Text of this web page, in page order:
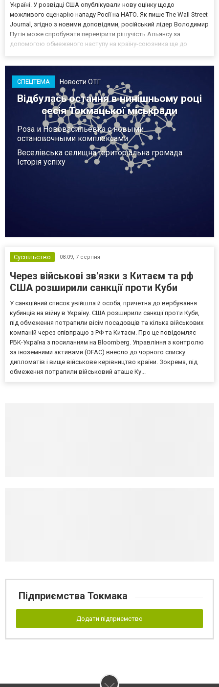
Україні. У розвідці США опублікували нову оцінку щодо
можливого сценарію нападу Росії на НАТО. Як пише The Wall Street
Journal, згідно з новими доповідями, російський лідер Володимир
Путін може спробувати перевірити рішучість Альянсу за
допомогою обмеженого наступу на країну-союзника ще до
СПЕЦТЕМА Новости ОТГ
Відбулась остання в нинішньому році
сесія Токмацької міськради
Роза и Нововасильевка с новыми
остановочными комплексами
Веселівська селищна територіальна громада.
Історія успіху
Суспільство 08:09, 7 серпня
Через військові зв'язки з Китаєм та рф
США розширили санкції проти Куби
У санкційний список увійшла й особа, причетна до вербування
кубинців на війну в Україну. США розширили санкції проти Куби,
під обмеження потрапили вісім посадовців та кілька військових
компаній через співпрацю з РФ та Китаєм. Про це повідомляє
РБК-Україна з посиланням на Bloomberg. Управління з контролю
за іноземними активами (OFAC) внесло до чорного списку
дипломатів і вище військове керівництво країни. Зокрема, під
обмеження потрапили військовий аташе Ку...
Підприємства Токмака
Додати підприємство